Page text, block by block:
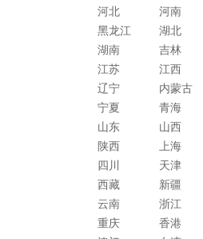
河北
河南
黑龙江
湖北
湖南
吉林
江苏
江西
辽宁
内蒙古
宁夏
青海
山东
山西
陕西
上海
四川
天津
西藏
新疆
云南
浙江
重庆
香港